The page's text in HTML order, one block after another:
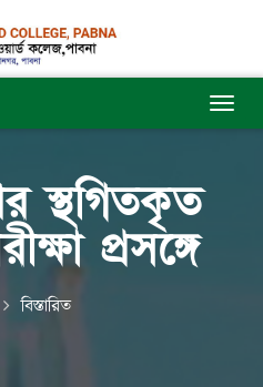
স্থগিতকৃত
প্রসঙ্গে
বিস্তারিত